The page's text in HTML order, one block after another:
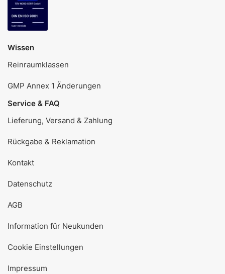
Wissen
Reinraumklassen
GMP Annex 1 Änderungen
Service & FAQ
Lieferung, Versand & Zahlung
Rückgabe & Reklamation
Kontakt
Datenschutz
AGB
Information für Neukunden
Cookie Einstellungen
Impressum